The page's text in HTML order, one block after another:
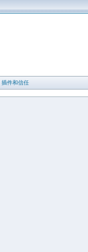
插件和信任